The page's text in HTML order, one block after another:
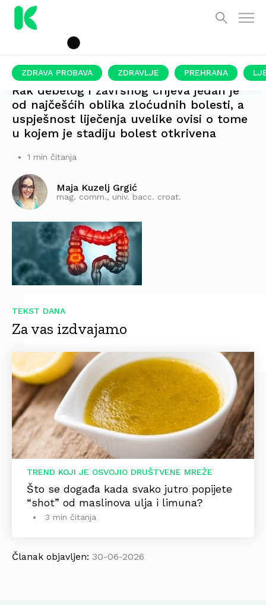
ZDRAVA PROBAVA ZDRAVLJE PREHRANA
Rak debelog i završnog crijeva jedan je
od najčešćih oblika zloćudnih bolesti, a
uspješnost liječenja uvelike ovisi o tome
u kojem je stadiju bolest otkrivena
1 min čitanja
Maja Kuzelj Grgić
mag. comm., univ. bacc. croat.
TEKST DANA
Za vas izdvajamo
TREND KOJI JE OSVOJIO DRUŠTVENE MREŽE
Što se događa kada svako jutro popijete
“shot” od maslinova ulja i limuna?
3 min čitanja
Članak objavljen: 30-06-2026